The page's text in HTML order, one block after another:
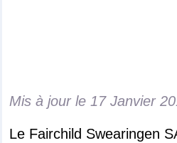
Mis à jour le 17 Janvier
Le Fairchild Swearingen